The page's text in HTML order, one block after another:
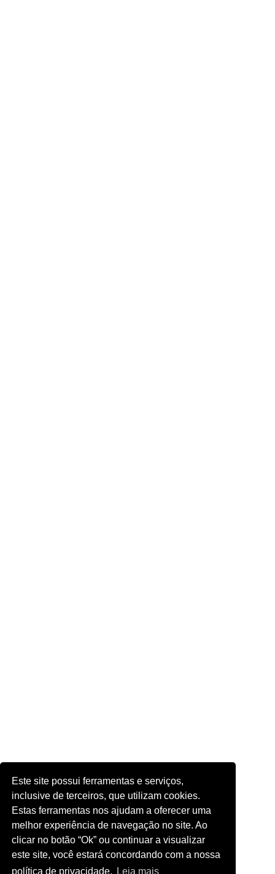
Este site possui ferramentas e serviços,
inclusive de terceiros, que utilizam cookies.
Estas ferramentas nos ajudam a oferecer uma
melhor experiência de navegação no site. Ao
clicar no botão “Ok” ou continuar a visualizar
este site, você estará concordando com a nossa
política de privacidade.
Leia mais